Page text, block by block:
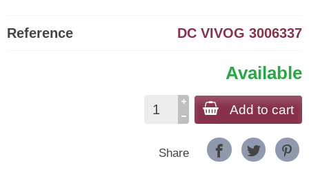
Reference DC VIVOG 3006337
Available
Add to cart
Share